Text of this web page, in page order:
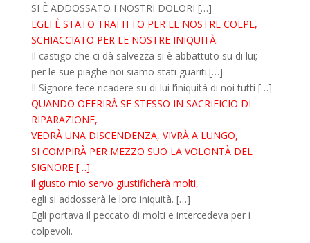
SI È ADDOSSATO I NOSTRI DOLORI […]
EGLI È STATO TRAFITTO PER LE NOSTRE COLPE,
SCHIACCIATO PER LE NOSTRE INIQUITÀ.
Il castigo che ci dà salvezza si è abbattuto su di lui;
per le sue piaghe noi siamo stati guariti.[…]
Il Signore fece ricadere su di lui l’iniquità di noi tutti […]
QUANDO OFFRIRÀ SE STESSO IN SACRIFICIO DI
RIPARAZIONE,
VEDRÀ UNA DISCENDENZA, VIVRÀ A LUNGO,
SI COMPIRÀ PER MEZZO SUO LA VOLONTÀ DEL
SIGNORE […]
il giusto mio servo giustificherà molti,
egli si addosserà le loro iniquità. […]
Egli portava il peccato di molti e intercedeva per i
colpevoli.